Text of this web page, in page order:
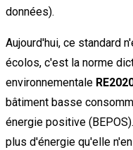
données).
Aujourd'hui, ce standard
écolos, c'est la norme
environnementale
bâtiment basse
énergie positive
plus d'énergie qu'elle